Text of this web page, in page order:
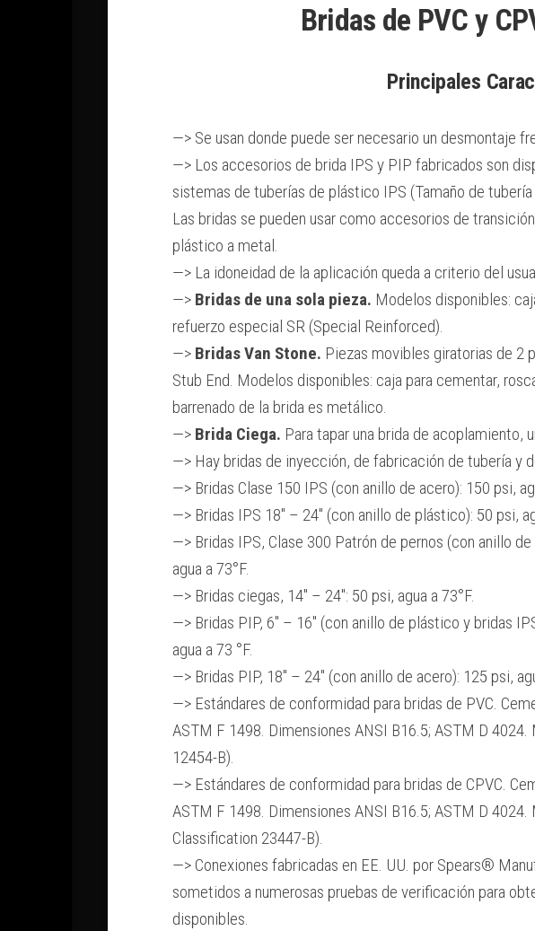
Bridas de PVC y
Principales
—> Se usan donde puede ser necesario un desmontaje
—> Los accesorios de brida IPS y PIP fabricados son
sistemas de tuberías de plástico IPS (Tamaño de
Las bridas se pueden usar como accesorios de
plástico a metal.
—> La idoneidad de la aplicación queda a criterio del
—> Bridas de una sola pieza. Modelos disponibles:
refuerzo especial SR (Special Reinforced).
—> Bridas Van Stone. Piezas movibles giratorias de 2
Stub End. Modelos disponibles: caja para cementar,
barrenado de la brida es metálico.
—> Brida Ciega. Para tapar una brida de acoplamiento,
—> Hay bridas de inyección, de fabricación de tubería y
—> Bridas Clase 150 IPS (con anillo de acero): 150 psi,
—> Bridas IPS 18″ – 24″ (con anillo de plástico): 50 psi,
—> Bridas IPS, Clase 300 Patrón de pernos (con anillo
agua a 73°F.
—> Bridas ciegas, 14″ – 24″: 50 psi, agua a 73°F.
—> Bridas PIP, 6″ – 16″ (con anillo de plástico y bridas
agua a 73 °F.
—> Bridas PIP, 18″ – 24″ (con anillo de acero): 125 psi,
—> Estándares de conformidad para bridas de PVC.
ASTM F 1498. Dimensiones ANSI B16.5; ASTM D
12454-B).
—> Estándares de conformidad para bridas de CPVC.
ASTM F 1498. Dimensiones ANSI B16.5; ASTM D
Classification 23447-B).
—> Conexiones fabricadas en EE. UU. por Spears®
sometidos a numerosas pruebas de verificación para
disponibles.